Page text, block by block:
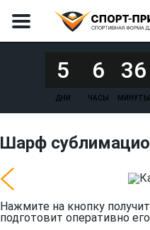
5
ДНИ
6
ЧАСЫ
36
МИНУТЫ
Шарф
Нажмите на кнопку
подготовит оперативно